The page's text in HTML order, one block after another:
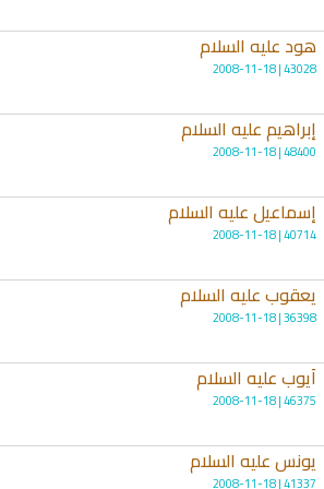
هود عليه السلام
43028 | 2008-11-18
إبراهيم عليه السلام
48400 | 2008-11-18
إسماعيل عليه السلام
40714 | 2008-11-18
يعقوب عليه السلام
36398 | 2008-11-18
أيوب عليه السلام
46375 | 2008-11-18
يونس عليه السلام
41337 | 2008-11-18
فريق أجناد للفن